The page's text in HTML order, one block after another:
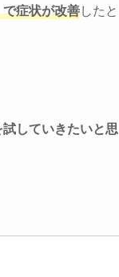
症状が改善したと
していきたいと思